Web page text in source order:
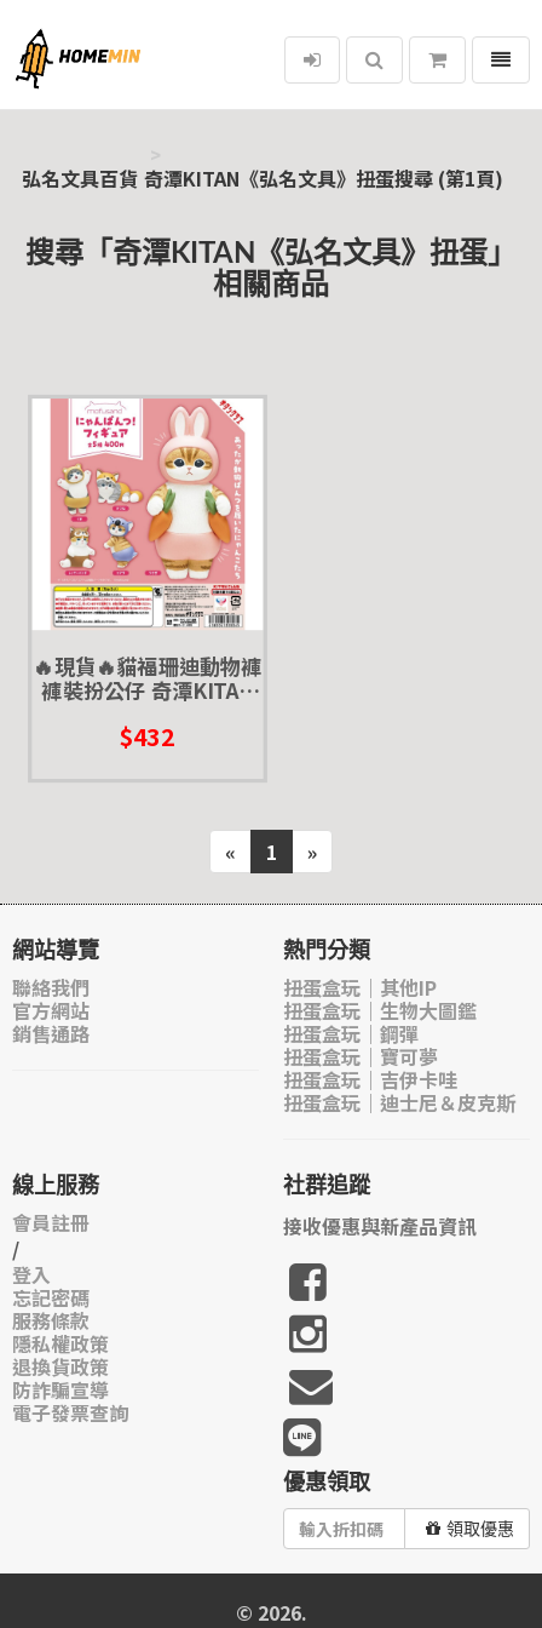
弘名文具百貨
選單
弘名文具百貨 奇潭KITAN《弘名文具》扭蛋搜尋 (第1頁)
搜尋「奇潭KITAN《弘名文具》扭蛋」
相關商品
🔥現貨🔥貓福珊迪動物褲
褲裝扮公仔 奇潭KITAN
裝
$432
« 1 »
網站導覽
聯絡我們
官方網站
銷售通路
熱門分類
扭蛋盒玩｜其他IP
扭蛋盒玩｜生物大圖鑑
扭蛋盒玩｜鋼彈
扭蛋盒玩｜寶可夢
扭蛋盒玩｜吉伊卡哇
扭蛋盒玩｜迪士尼＆皮克斯
線上服務
會員註冊
/
登入
忘記密碼
服務條款
隱私權政策
退換貨政策
防詐騙宣導
電子發票查詢
社群追蹤
接收優惠與新產品資訊
優惠領取
領取優惠
© 2026.